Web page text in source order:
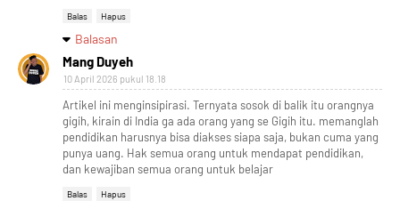
Balas Hapus
Balasan
Mang Duyeh
10 April 2026 pukul 18.18
Artikel ini menginsipirasi. Ternyata sosok di balik itu orangnya
gigih, kirain di India ga ada orang yang se Gigih itu. memanglah
pendidikan harusnya bisa diakses siapa saja, bukan cuma yang
punya uang. Hak semua orang untuk mendapat pendidikan,
dan kewajiban semua orang untuk belajar
Balas Hapus